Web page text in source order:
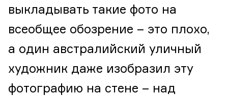
выкладывать такие фото на
всеобщее обозрение – это плохо,
а один австралийский уличный
художник даже изобразил эту
фотографию на стене – над